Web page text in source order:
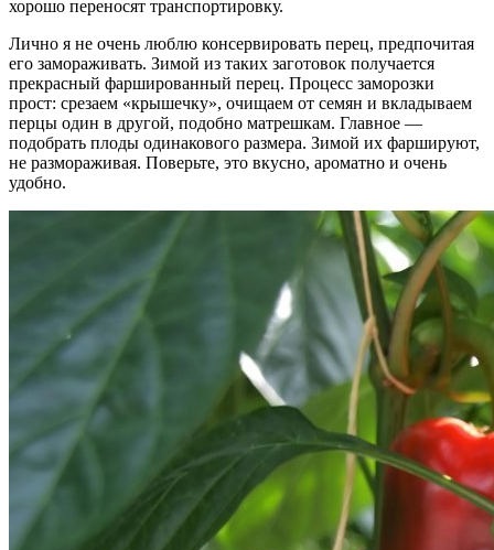
хорошо переносят транспортировку.
Лично я не очень люблю консервировать перец, предпочитая
его замораживать. Зимой из таких заготовок получается
прекрасный фаршированный перец. Процесс заморозки
прост: срезаем «крышечку», очищаем от семян и вкладываем
перцы один в другой, подобно матрешкам. Главное —
подобрать плоды одинакового размера. Зимой их фаршируют,
не размораживая. Поверьте, это вкусно, ароматно и очень
удобно.